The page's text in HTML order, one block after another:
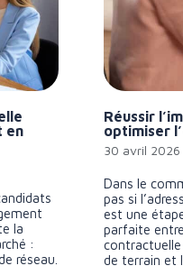
en
la
:
réseau.
Réussir
optimiser
30 avril 2026
Dans le
pas si
est une
parfaite
de terrain et